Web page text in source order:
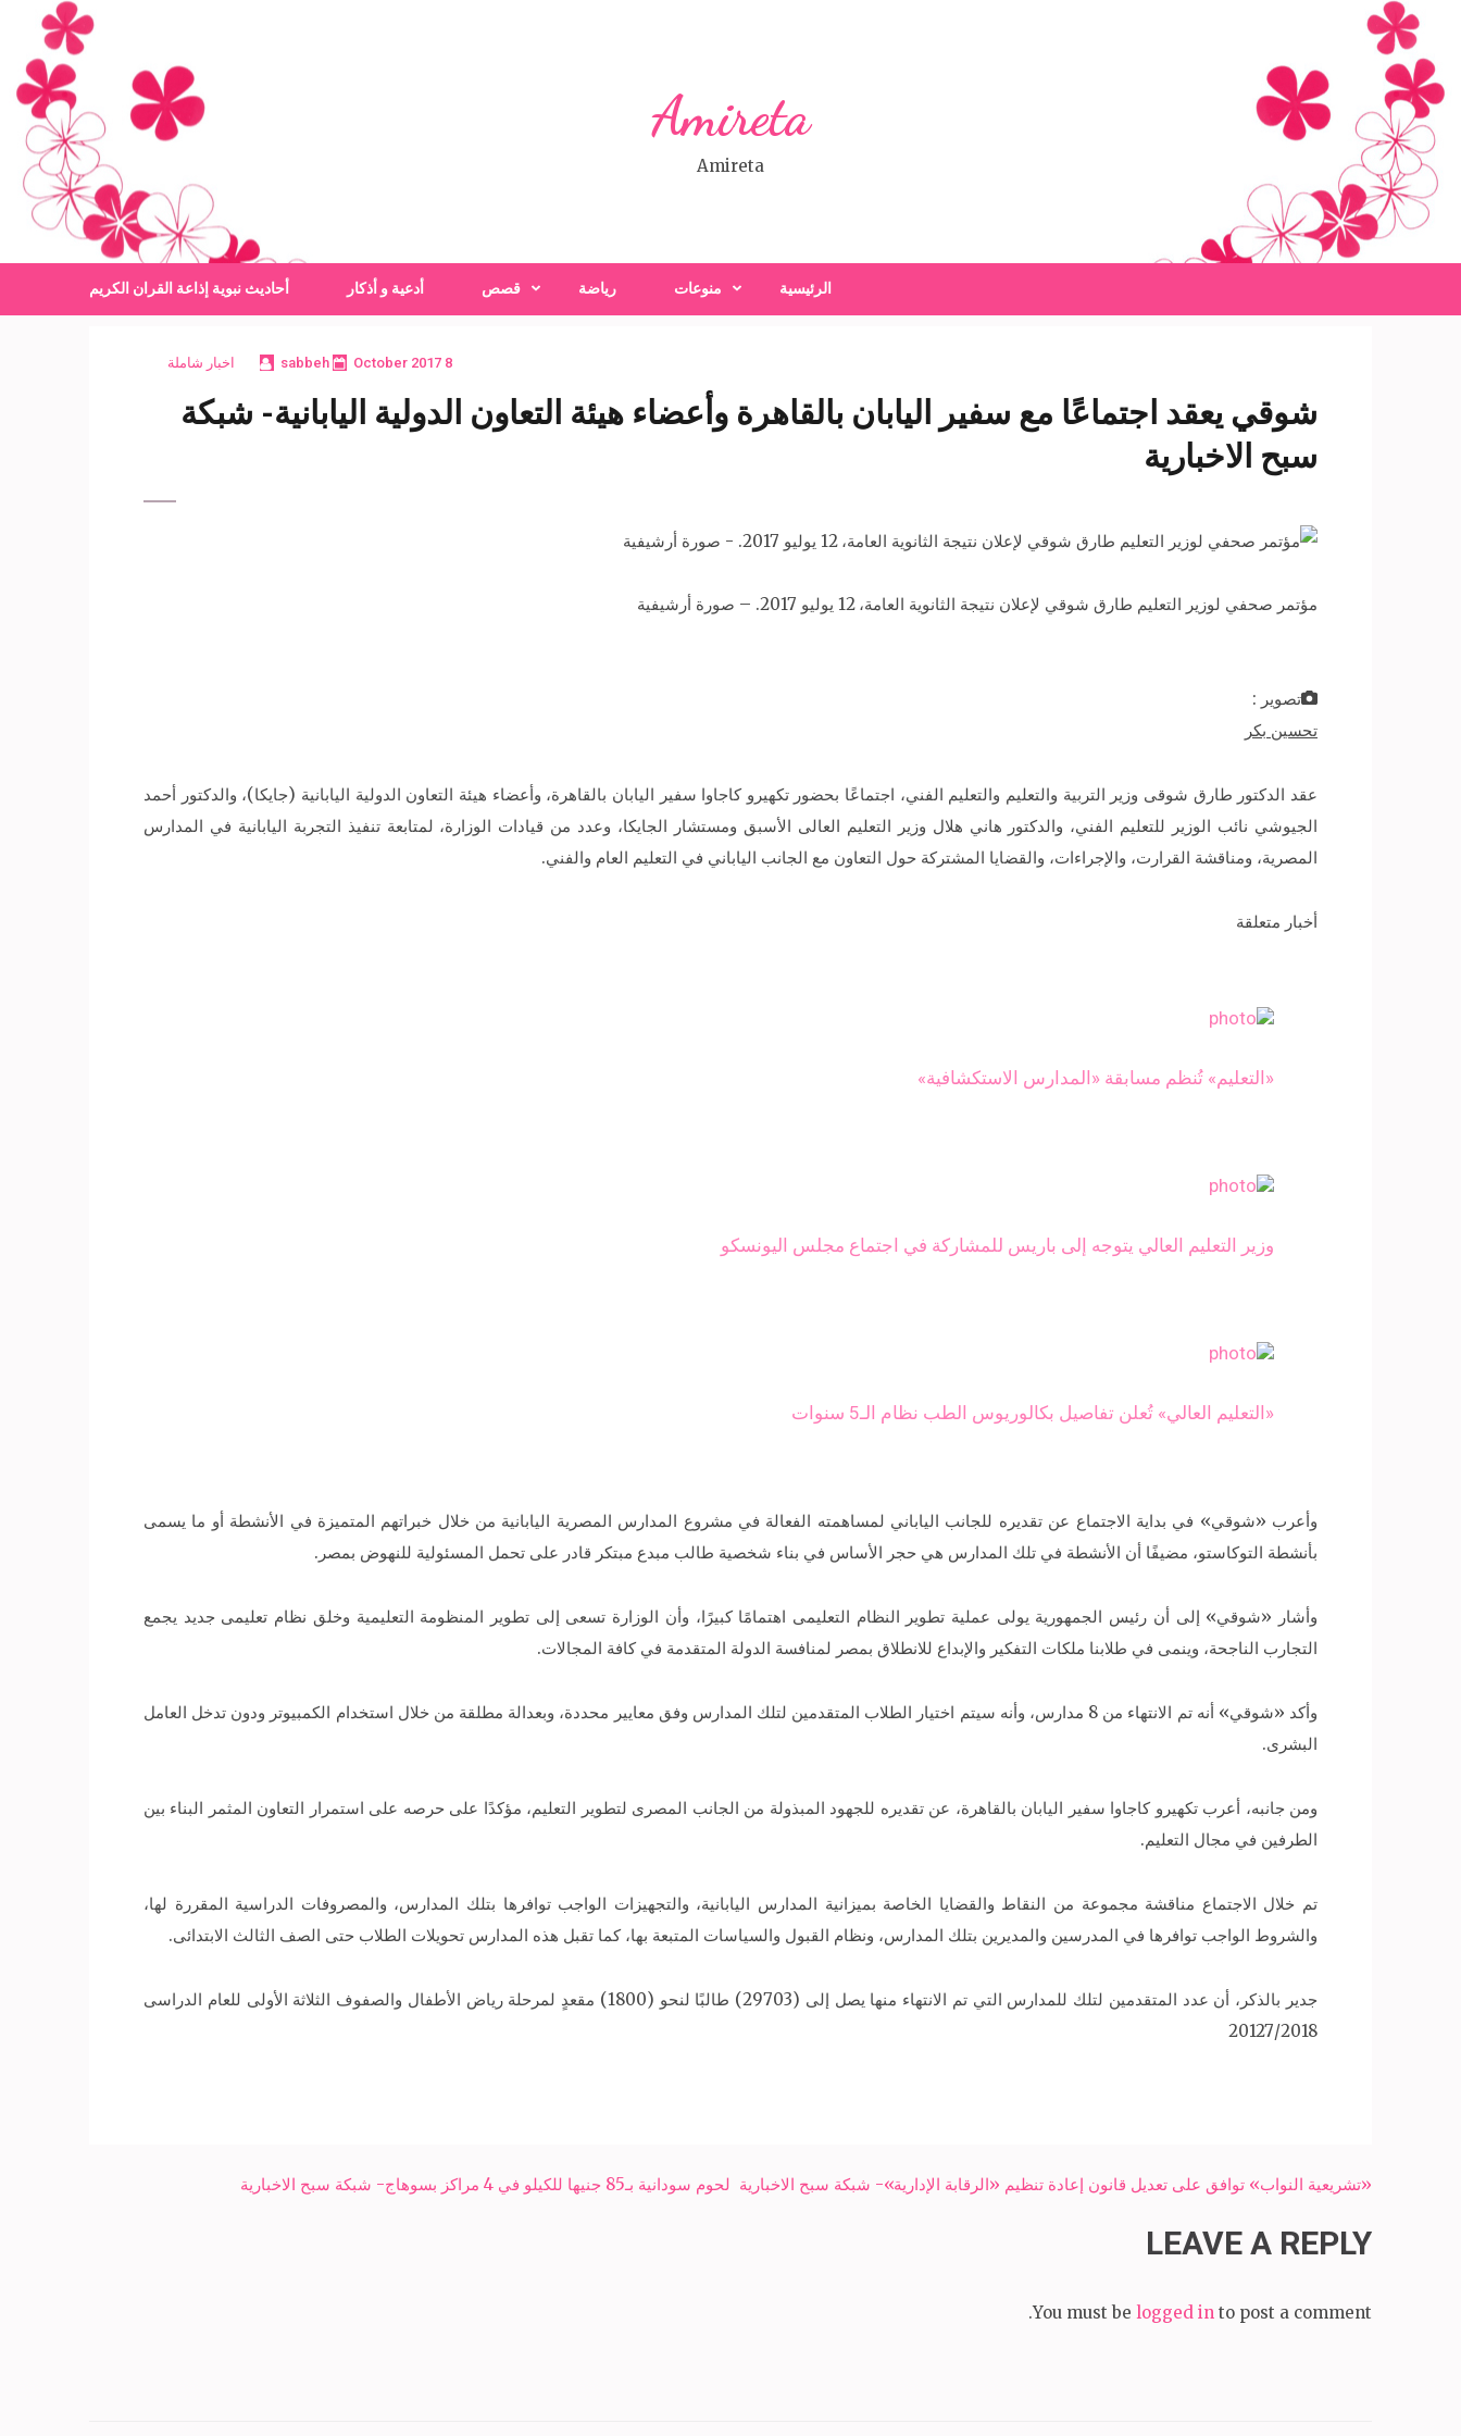
content
(Press
Enter)
Amireta
Amireta
الرئيسية منوعات رياضة قصص أدعية و أذكار أحاديث نبوية إذاعة القران الكريم
8 October 2017
sabbeh اخبار شاملة
شوقي يعقد اجتماعًا مع سفير اليابان بالقاهرة وأعضاء هيئة التعاون الدولية اليابانية- شبكة
سبح الاخبارية
مؤتمر صحفي لوزير التعليم طارق شوقي لإعلان نتيجة الثانوية العامة، 12 يوليو 2017. – صورة أرشيفية
تصوير :
تحسين بكر
عقد الدكتور طارق شوقى وزير التربية والتعليم والتعليم الفني، اجتماعًا بحضور تكهيرو كاجاوا سفير اليابان بالقاهرة، وأعضاء هيئة التعاون الدولية اليابانية (جايكا)، والدكتور أحمد
الجيوشي نائب الوزير للتعليم الفني، والدكتور هاني هلال وزير التعليم العالى الأسبق ومستشار الجايكا، وعدد من قيادات الوزارة، لمتابعة تنفيذ التجربة اليابانية في المدارس
المصرية، ومناقشة القرارت، والإجراءات، والقضايا المشتركة حول التعاون مع الجانب الياباني في التعليم العام والفني.
أخبار متعلقة
«التعليم» تُنظم مسابقة «المدارس الاستكشافية»
وزير التعليم العالي يتوجه إلى باريس للمشاركة في اجتماع مجلس اليونسكو
«التعليم العالي» تُعلن تفاصيل بكالوريوس الطب نظام الـ5 سنوات
وأعرب «شوقي» في بداية الاجتماع عن تقديره للجانب الياباني لمساهمته الفعالة في مشروع المدارس المصرية اليابانية من خلال خبراتهم المتميزة في الأنشطة أو ما يسمى
بأنشطة التوكاستو، مضيفًا أن الأنشطة في تلك المدارس هي حجر الأساس في بناء شخصية طالب مبدع مبتكر قادر على تحمل المسئولية للنهوض بمصر.
وأشار «شوقي» إلى أن رئيس الجمهورية يولى عملية تطوير النظام التعليمى اهتمامًا كبيرًا، وأن الوزارة تسعى إلى تطوير المنظومة التعليمية وخلق نظام تعليمى جديد يجمع
التجارب الناجحة، وينمى في طلابنا ملكات التفكير والإبداع للانطلاق بمصر لمنافسة الدولة المتقدمة في كافة المجالات.
وأكد «شوقي» أنه تم الانتهاء من 8 مدارس، وأنه سيتم اختيار الطلاب المتقدمين لتلك المدارس وفق معايير محددة، وبعدالة مطلقة من خلال استخدام الكمبيوتر ودون تدخل العامل
البشرى.
ومن جانبه، أعرب تكهيرو كاجاوا سفير اليابان بالقاهرة، عن تقديره للجهود المبذولة من الجانب المصرى لتطوير التعليم، مؤكدًا على حرصه على استمرار التعاون المثمر البناء بين
الطرفين في مجال التعليم.
تم خلال الاجتماع مناقشة مجموعة من النقاط والقضايا الخاصة بميزانية المدارس اليابانية، والتجهيزات الواجب توافرها بتلك المدارس، والمصروفات الدراسية المقررة لها،
والشروط الواجب توافرها في المدرسين والمديرين بتلك المدارس، ونظام القبول والسياسات المتبعة بها، كما تقبل هذه المدارس تحويلات الطلاب حتى الصف الثالث الابتدائى.
جدير بالذكر، أن عدد المتقدمين لتلك للمدارس التي تم الانتهاء منها يصل إلى (29703) طالبًا لنحو (1800) مقعدٍ لمرحلة رياض الأطفال والصفوف الثلاثة الأولى للعام الدراسى
20127/2018
Post
لحوم سودانية بـ85 جنيها للكيلو في 4 مراكز بسوهاج- شبكة سبح الاخبارية «تشريعية النواب» توافق على تعديل قانون إعادة تنظيم «الرقابة الإدارية»- شبكة سبح الاخبارية
LEAVE A REPLY
You must be logged in to post a comment.